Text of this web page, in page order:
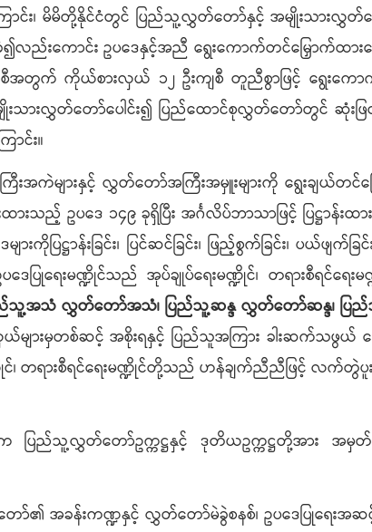
ာင်း၊ မိမိတို့နိုင်ငံတွင် ပြည်သူ့လွှတ်တော်နှင့် အမျိုးသားလွှ
ကောင်း ဥပဒေနှင့်အညီ ရွေးကောက်တင်မြှောက်ထားသေ
ကိုယ်စားလှယ် ၁၂ ဦးကျစီ တူညီစွာဖြင့် ရွေးကောက်တ
သားလွှတ်တော်ပေါင်း၍ ပြည်ထောင်စုလွှတ်တော်တွင် ဆုံးဖြ
ာင်း။
ျားနှင့် လွှတ်တော်အကြီးအမှူးများကို ရွေးချယ်တင်မြှော
ည့် ဥပဒေ ၁၄၉ ခုရှိပြီး အင်္ဂလိပ်ဘာသာဖြင့် ပြဋ္ဌာန်းထာ
ဌာန်းခြင်း၊ ပြင်ဆင်ခြင်း၊ ဖြည့်စွက်ခြင်း၊ ပယ်ဖျ
ပြုရေးမဏ္ဍိုင်သည် အုပ်ချုပ်ရေးမဏ္ဍိုင်၊ တရားစီရင်ရေးမဏ္
သူ့အသံ လွှတ်တော်အသံ၊ ပြည်သူ့ဆန္ဒ လွှတ်တော်ဆန္ဒ၊ ပြ
မှတစ်ဆင့် အစိုးရနှင့် ပြည်သူအကြား ခါးဆက်သဖွယ် ပေါင်
င်၊ တရားစီရင်ရေးမဏ္ဍိုင်တို့သည် ဟန်ချက်ညီညီဖြင့် လက်တွဲပူ
ပြည်သူ့လွှတ်တော်ဥက္ကဋ္ဌနှင့် ဒုတိယဥက္ကဋ္ဌတို့အား အမှတ်
ခန်းကဏ္ဍနှင့် လွှတ်တော်မဲခွဲစနစ်၊ ဥပဒေပြုရေးအဆင့်